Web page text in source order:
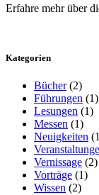
Erfahre mehr über
Kategorien
Bücher(2)
Führungen (1)
Lesungen (1)
Messen (1)
Neuigkeiten
Vernissage (2)
Vorträge (1)
Wissen (2)